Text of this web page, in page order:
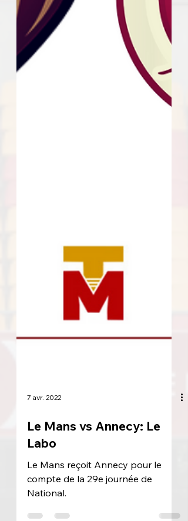
7 avr. 2022
Le Mans vs Annecy: Le
Labo
Le Mans reçoit Annecy pour le